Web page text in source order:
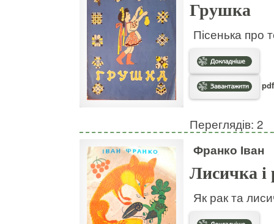
Грушка
Пісенька про
Переглядів: 2
Франко Іван
Лисичка і
Як рак та